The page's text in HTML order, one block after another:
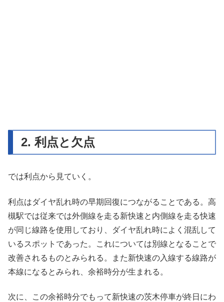
2. 利点と欠点
では利点から見ていく。
利点はダイヤ乱れ時の早期回復につながることである。高
槻駅では従来では外側線を走る新快速と内側線を走る快速
が同じ線路を使用しており、ダイヤ乱れ時によく混乱して
いるスポットであった。これについては別線となることで
改善されるものとみられる。また新快速の入線する線路が
本線になるとみられ、余裕時分が生まれる。
次に、この余裕時分でもって新快速の茨木停車が終日にわ